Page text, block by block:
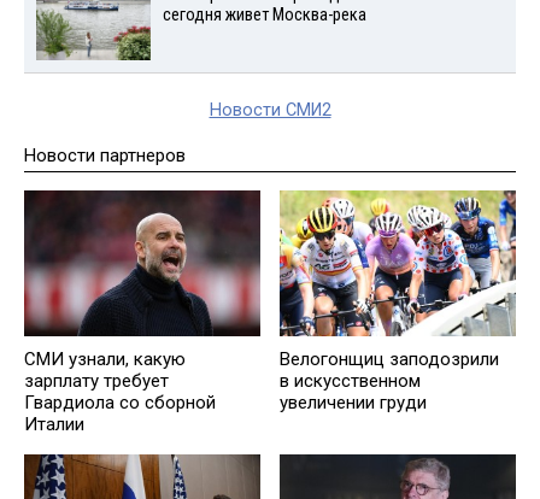
сегодня живет Москва-река
Новости СМИ2
Новости партнеров
СМИ узнали, какую
зарплату требует
Гвардиола со сборной
Италии
Велогонщиц заподозрили
в искусственном
увеличении груди